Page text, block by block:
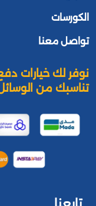
الكورسات
تواصل معنا
نوفر لك خيارات
تناسبك من الوسائل